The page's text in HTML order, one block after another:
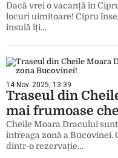
Dacă vrei o vacanță în
locuri uimitoare! Cipru
insulă îți…
14 Nov. 2025, 13:39
Traseul din
mai frumoase
Cheile Moara Dracului
întreaga zonă a Bucovinei.
dintr-o rezervație…